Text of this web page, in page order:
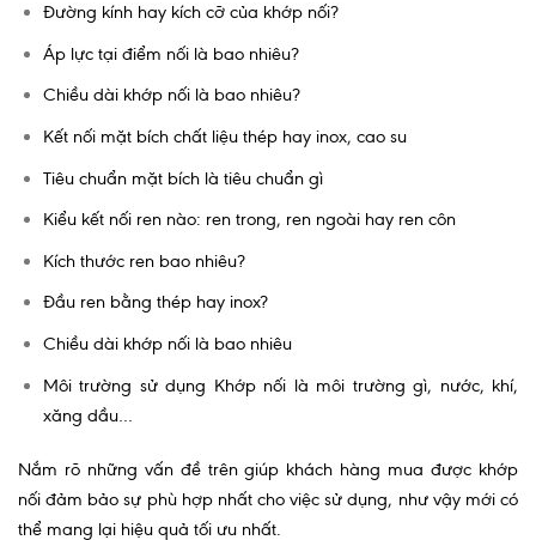
Đường kính hay kích cỡ của khớp nối?
Áp lực tại điểm nối là bao nhiêu?
Chiều dài khớp nối là bao nhiêu?
Kết nối mặt bích chất liệu thép hay inox, cao su
Tiêu chuẩn mặt bích là tiêu chuẩn gì
Kiểu kết nối ren nào: ren trong, ren ngoài hay ren côn
Kích thước ren bao nhiêu?
Đầu ren bằng thép hay inox?
Chiều dài khớp nối là bao nhiêu
Môi trường sử dụng Khớp nối là môi trường gì, nước, khí,
xăng dầu…
Nắm rõ những vấn đề trên giúp khách hàng mua được khớp
nối đảm bảo sự phù hợp nhất cho việc sử dụng, như vậy mới có
thể mang lại hiệu quả tối ưu nhất.